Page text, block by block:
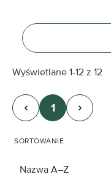
Wyświetlane 1-12 z 12
Strona
1
SORTOWANIE